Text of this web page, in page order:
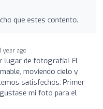
que estes contento.
1 year ago
lugar de fotografía! El
moviendo cielo y
satisfechos. Primer
mi foto para el